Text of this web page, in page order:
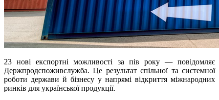
23 нові експортні можливості за пів року — повідомляє
Держпродспоживслужба. Це результат спільної та системної
роботи держави й бізнесу у напрямі відкриття міжнародних
ринків для української продукції.